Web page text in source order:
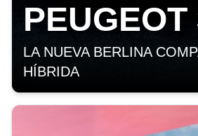
PEUGEOT
LA NUEVA BERLINA
HÍBRIDA